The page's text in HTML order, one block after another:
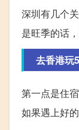
深圳有几个
是旺季的话
去香港玩
第一点是住
如果遇上好